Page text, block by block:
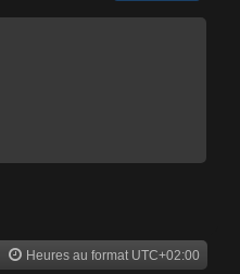
Heures au format UTC+02:00